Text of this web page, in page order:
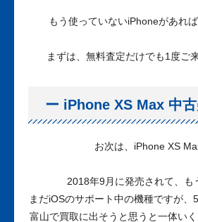
もう使っていないiPhoneがあれ
まずは、無料査定だけでも1度ご
ー iPhone XS Max 中
お次は、iPhone XS
2018年9月に発売されて、も
まだiOSのサポート中の機種ですが、
富山で買取に出そうと思うと一体い